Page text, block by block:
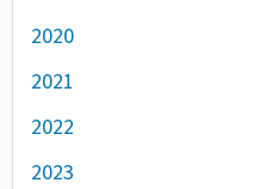
2020
2021
2022
2023